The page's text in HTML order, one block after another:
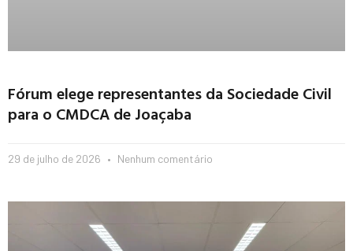
Fórum elege representantes da Sociedade Civil
para o CMDCA de Joaçaba
29 de julho de 2026 Nenhum comentário